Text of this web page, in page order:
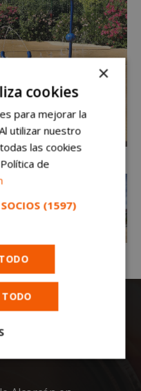
×
cookies
para mejorar la
utilizar nuestro
las cookies
de
(1597)
TODO
Cookies de